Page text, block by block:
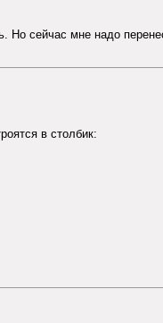
Но сейчас мне надо
в столбик: